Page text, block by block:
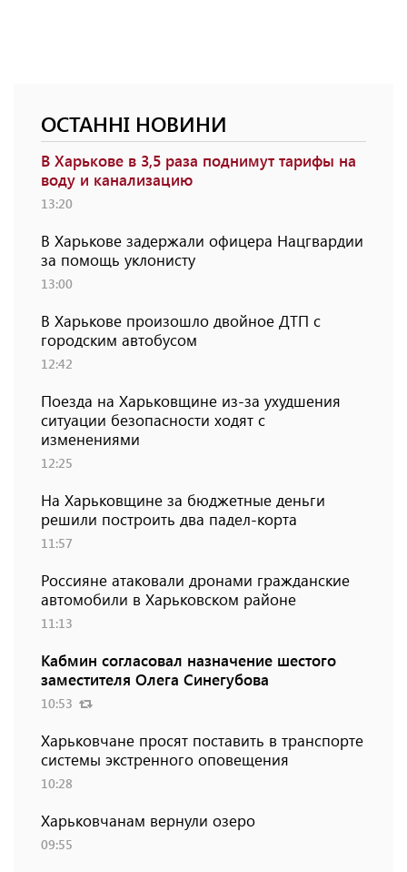
ОСТАННІ НОВИНИ
В Харькове в 3,5 раза поднимут тарифы на
воду и канализацию
13:20
В Харькове задержали офицера Нацгвардии
за помощь уклонисту
13:00
В Харькове произошло двойное ДТП с
городским автобусом
12:42
Поезда на Харьковщине из-за ухудшения
ситуации безопасности ходят с
изменениями
12:25
На Харьковщине за бюджетные деньги
решили построить два падел-корта
11:57
Россияне атаковали дронами гражданские
автомобили в Харьковском районе
11:13
Кабмин согласовал назначение шестого
заместителя Олега Синегубова
10:53
Харьковчане просят поставить в транспорте
системы экстренного оповещения
10:28
Харьковчанам вернули озеро
09:55